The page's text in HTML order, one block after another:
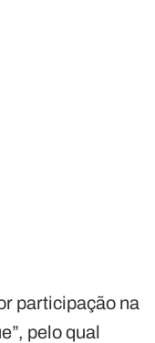
participação na
pelo qual